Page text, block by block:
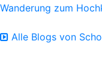
Wanderung zum
Alle Blogs von